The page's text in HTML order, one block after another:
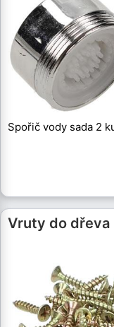
Spořič vody sada 2
Vruty do dřeva